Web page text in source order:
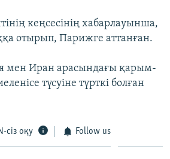
кеңсесінің хабарлауынша,
отырып, Парижге аттанған.
мен Иран арасындағы қарым-
түсуіне түрткі болған
сіз оқу Follow us